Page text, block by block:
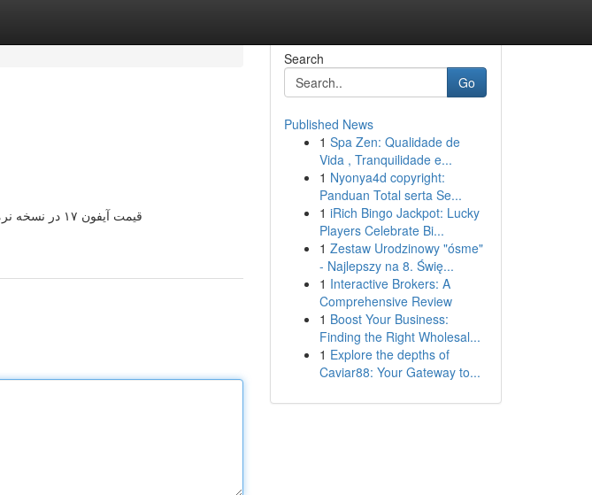
قیمت آیفون ۱۷ در نسخه نرمال پایین‌تر از آیفون ۱۵ پرو مکس است، اما مدل‌های پرو سری ۱۷ تقریباً هم‌سطح یا کمی گران‌تر از
Search
Go
Published News
1 Spa Zen: Qualidade de
Vida , Tranquilidade e...
1 Nyonya4d copyright:
Panduan Total serta Se...
1 iRich Bingo Jackpot: Lucky
Players Celebrate Bi...
1 Zestaw Urodzinowy "ósme"
- Najlepszy na 8. Świę...
1 Interactive Brokers: A
Comprehensive Review
1 Boost Your Business:
Finding the Right Wholesal...
1 Explore the depths of
Caviar88: Your Gateway to...